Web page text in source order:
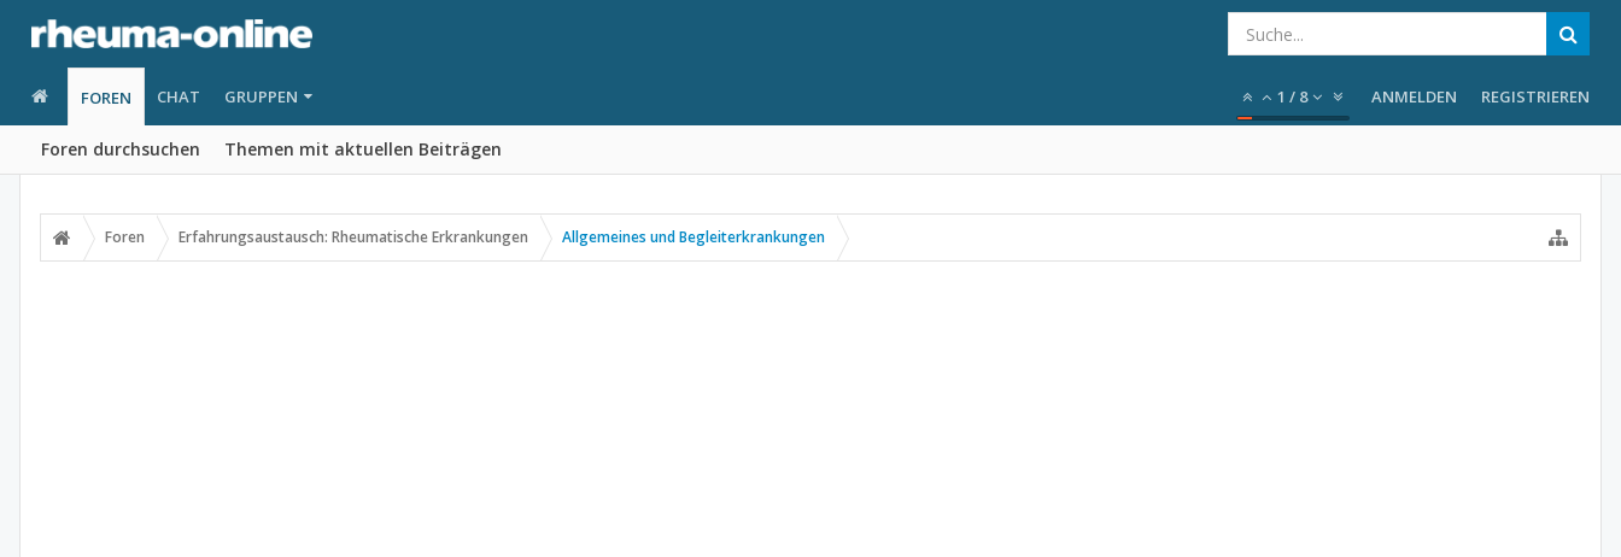
FOREN
Foren durchsuchen Themen mit aktuellen Beiträgen
CHAT GRUPPEN 1 / 8 ANMELDEN REGISTRIEREN
Foren Erfahrungsaustausch: Rheumatische Erkrankungen Allgemeines und Begleiterkrankungen